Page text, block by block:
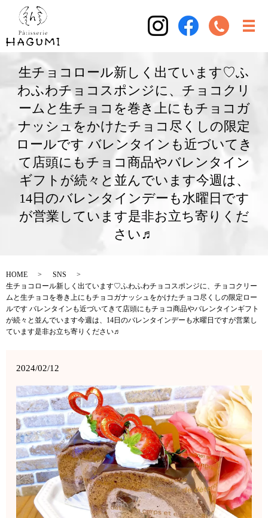
生チョコロール新しく出ています♡ふ
わふわチョコスポンジに、チョコクリ
ームと生チョコを巻き上にもチョコガ
ナッシュをかけたチョコ尽くしの限定
ロールです バレンタインも近づいてき
て店頭にもチョコ商品やバレンタイン
ギフトが続々と並んでいます今週は、
14日のバレンタインデーも水曜日です
が営業しています是非お立ち寄りくだ
さい♬
HOME
SNS
生チョコロール新しく出ています♡ふわふわチョコスポンジに、チョコクリー
ムと生チョコを巻き上にもチョコガナッシュをかけたチョコ尽くしの限定ロー
ルです バレンタインも近づいてきて店頭にもチョコ商品やバレンタインギフト
が続々と並んでいます今週は、14日のバレンタインデーも水曜日ですが営業し
ています是非お立ち寄りください♬
2024/02/12